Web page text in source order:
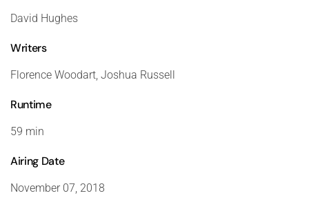
David Hughes
Writers
Florence Woodart, Joshua Russell
Runtime
59 min
Airing Date
November 07, 2018